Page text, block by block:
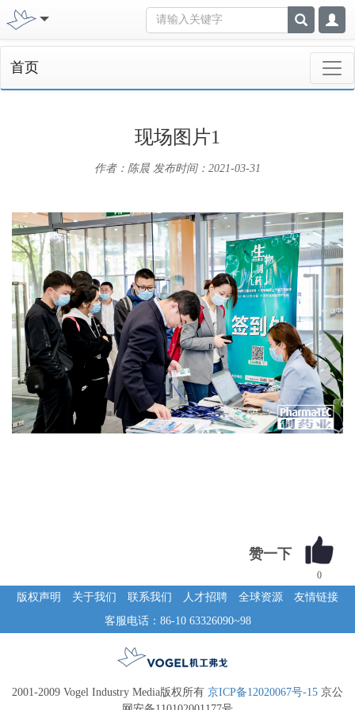
首页
现场图片1
作者：陈晨 发布时间：2021-03-31
0
版权声明 关于我们 联系我们 人才招聘 全球资源
友情链接
客服电话：86-10 63326090~98
2001-2009 Vogel Industry Media版权所有 京ICP备12020067号-15 京公